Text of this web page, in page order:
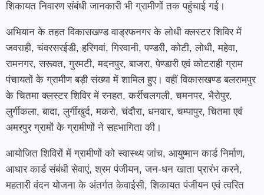
शिकायत निवारण संबंधी जानकारी भी ग्रामीणों तक पहुंचाई गई।
अभियान के तहत विकासखण्ड वाड्रफनगर के लोधी क्लस्टर शिविर में
जवराही, चंवरसरईडी, हरिगवां, गिरवानी, पण्डरी, कोटी, लोधी, महेवा,
रामनगर, सरूवत, गुरमटी, मदनपुर, बाजरा, पेण्डारी एवं कोटराही ग्राम
पंचायतों के ग्रामीण बड़ी संख्या में शामिल हुए। वहीं विकासखण्ड बलरामपुर
के चितमा क्लस्टर शिविर में रनहत, कर्रीचलगली, चमनपर, भैरोपुर,
लुर्गीकला, बादा, लुर्गीखुर्द, मकरो, चंदौरा, धनवार, चम्पापुर, चितमा एवं
अमरपुर ग्रामों के ग्रामीणों ने सहभागिता की।
आयोजित शिविरों में ग्रामीणों को स्वास्थ्य जांच, आयुष्मान कार्ड निर्माण,
आधार कार्ड संबंधी सेवाएं, श्रम पंजीयन, जन-धन खाता प्रारंभ करने,
महतारी वंदन योजना के अंतर्गत केवाईसी, शिकायत पंजीयन एवं त्वरित